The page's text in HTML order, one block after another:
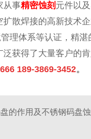
从事精密蚀刻 元件以
散焊接的高新技术
理体系等认证，精湛
泛获得了大量客户的
189-3869-3452。